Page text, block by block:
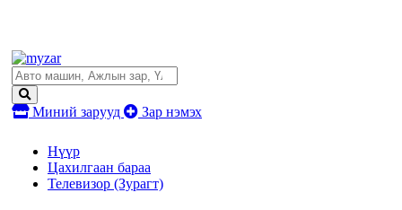
Миний зарууд Зар нэмэх
Нүүр
Цахилгаан бараа
Телевизор (Зурагт)